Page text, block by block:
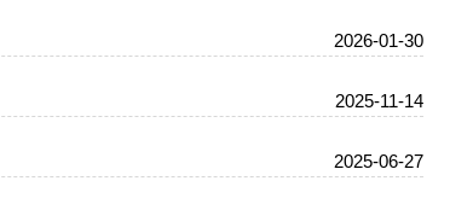
2026-01-30
2025-11-14
2025-06-27